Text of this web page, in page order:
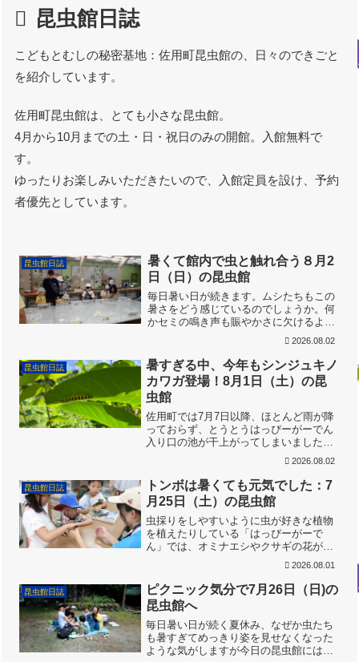
昆虫館日誌
こどもとむしの秘密基地：佐用町昆虫館の、日々のできごと
を紹介しています。
佐用町昆虫館は、とても小さな昆虫館。
4月から10月までの土・日・祝日のみの開館。入館無料で
す。
ゆったりお楽しみいただきたいので、入館定員を設け、予約
者優先としています。
昆虫館日誌
暑くて館内で虫と触れ合う８月2
日（日）の昆虫館
毎日暑い日が続きます。ムシたちもこの
暑さをどう感じているのでしょうか。何
かセミの鳴き声も賑やかさに欠けるよう
に感じているのは私だけでしょうか？コ
ヤブランと思われる花が盛りです。他に
はヤブミョウガ、ウマノスズクサ、ボタ
ンクサギ、ムクゲです。ム...
2026.08.02
昆虫館日誌
暑すぎる中、今年もシンジュキノ
カワガ登場！8月1日（土）の昆
虫館
佐用町では7月7日以降、ほとんど雨が降
っておらず、とうとうはっぴーがーでん
入り口の池が干上がってしまいました。
大きいほうの池も半分干上がっていま
す。オタマジャクシは大部分足が生えて
上陸しましたがヤゴ達の今後が心配で
す・・・。はっぴーがーでん...
2026.08.02
昆虫館日誌
トンボは暑くても元気でした：7
月25日（土）の昆虫館
虫採りをしやすいように虫が好きな植物
を植えたりしている「はっぴーがーで
ん」では、オミナエシやクサギの花が咲
き始めました。が、お天気続きで乾燥気
味なせいか、ちょうちょはほとんど飛ん
でいません。オミナエシが今年も咲きは
じめましたこの日も朝から暑...
2026.08.01
昆虫館日誌
ピクニック気分で7月26日（日)の
昆虫館へ
毎日暑い日が続く夏休み、なぜか虫たち
も暑すぎてめっきり姿を見せなくなった
ような気がしますが今日の昆虫館にはた